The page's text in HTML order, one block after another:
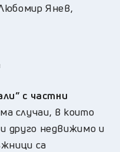
Янев,
с частни
случаи, в които
друго недвижимо и
са